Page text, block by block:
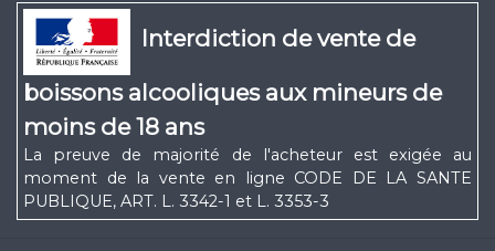
Interdiction de vente de
boissons alcooliques aux mineurs de
moins de 18 ans
La preuve de majorité de l'acheteur est exigée au
moment de la vente en ligne CODE DE LA SANTE
PUBLIQUE, ART. L. 3342-1 et L. 3353-3